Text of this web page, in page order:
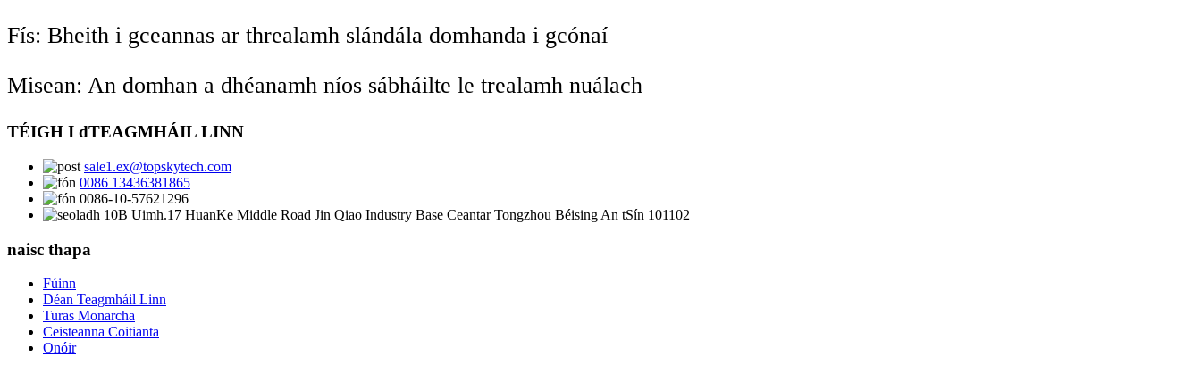
Fís: Bheith i gceannas ar threalamh slándála domhanda i gcónaí
Misean: An domhan a dhéanamh níos sábháilte le trealamh nuálach
TÉIGH I dTEAGMHÁIL LINN
sale1.ex@topskytech.com
0086 13436381865
0086-10-57621296
10B Uimh.17 HuanKe Middle Road Jin Qiao Industry Base Ceantar Tongzhou Béising An tSín 101102
naisc thapa
Fúinn
Déan Teagmháil Linn
Turas Monarcha
Ceisteanna Coitianta
Onóir